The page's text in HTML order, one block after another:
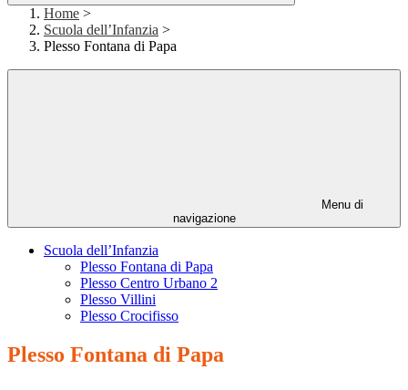
Home >
Scuola dell’Infanzia >
Plesso Fontana di Papa
Menu di
navigazione
Scuola dell’Infanzia
Plesso Fontana di Papa
Plesso Centro Urbano 2
Plesso Villini
Plesso Crocifisso
Plesso Fontana di Papa